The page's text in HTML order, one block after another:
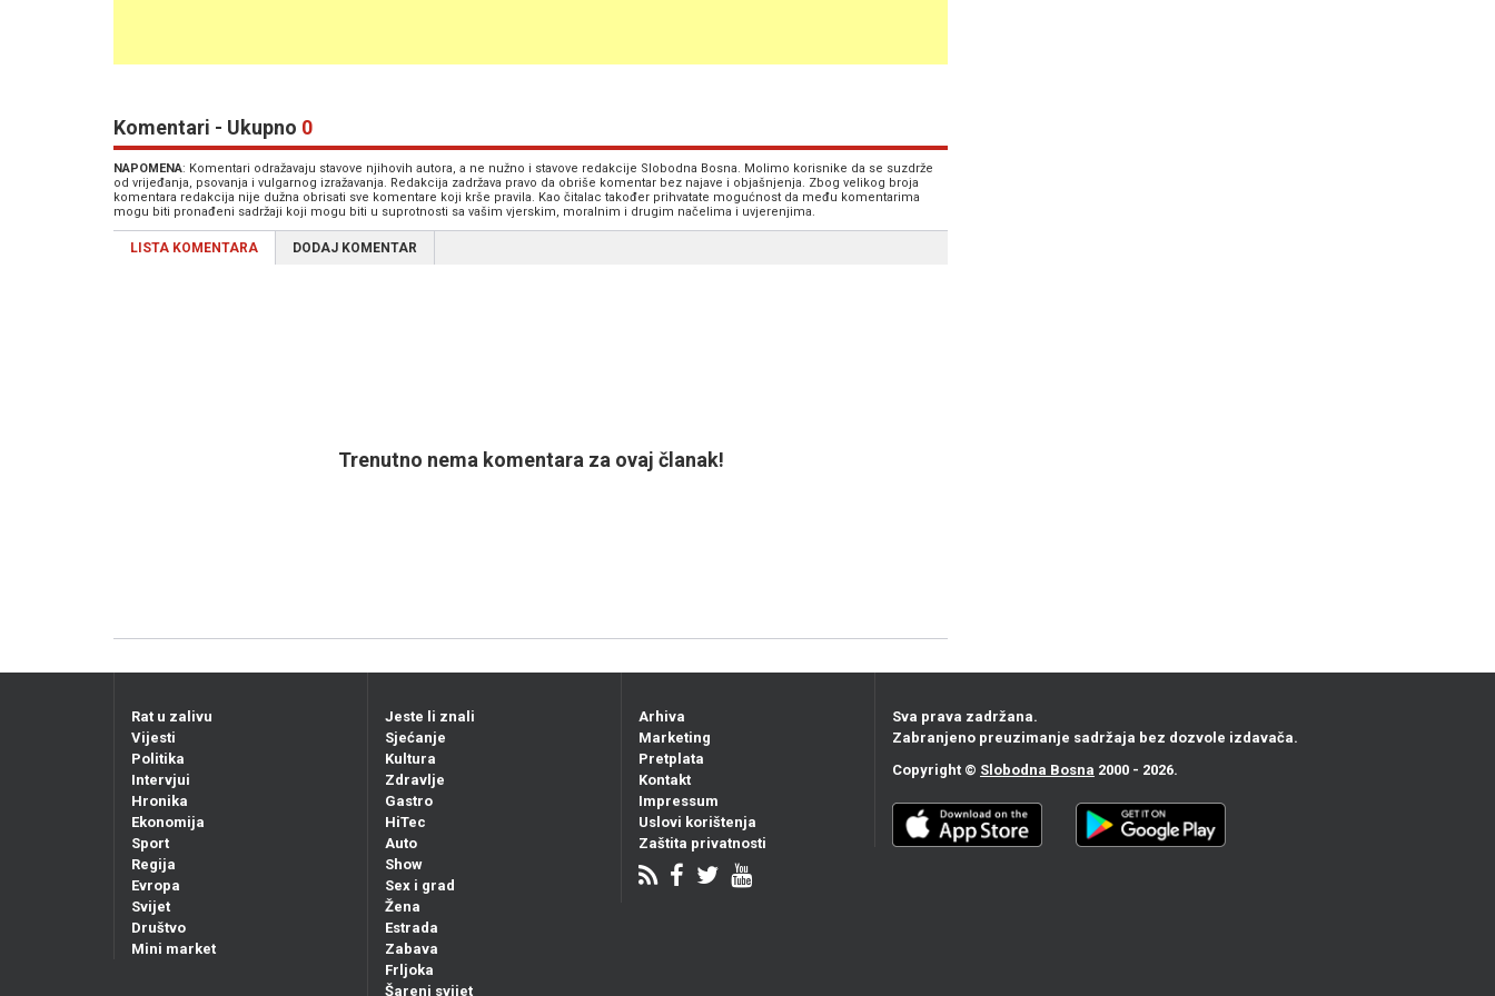
Komentari - Ukupno 0
NAPOMENA: Komentari odražavaju stavove njihovih autora, a ne nužno i stavove redakcije Slobodna Bosna. Molimo korisnike da se suzdrže
od vrijeđanja, psovanja i vulgarnog izražavanja. Redakcija zadržava pravo da obriše komentar bez najave i objašnjenja. Zbog velikog broja
komentara redakcija nije dužna obrisati sve komentare koji krše pravila. Kao čitalac također prihvatate mogućnost da među komentarima
mogu biti pronađeni sadržaji koji mogu biti u suprotnosti sa vašim vjerskim, moralnim i drugim načelima i uvjerenjima.
LISTA KOMENTARA DODAJ KOMENTAR
Trenutno nema komentara za ovaj članak!
Rat u zalivu
Vijesti
Politika
Intervjui
Hronika
Ekonomija
Sport
Regija
Evropa
Svijet
Društvo
Mini market
Jeste li znali
Sjećanje
Kultura
Zdravlje
Gastro
HiTec
Auto
Show
Sex i grad
Žena
Estrada
Zabava
Frljoka
Šareni svijet
Arhiva
Marketing
Pretplata
Kontakt
Impressum
Uslovi korištenja
Zaštita privatnosti
Sva prava zadržana.
Zabranjeno preuzimanje sadržaja bez dozvole izdavača.
Copyright © Slobodna Bosna 2000 - 2026.